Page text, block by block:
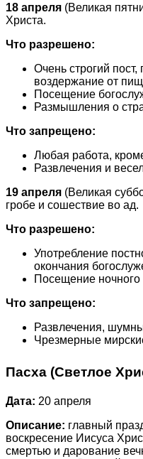
18 апреля (Великая
Христа.
Что разрешено:
Очень строгий
воздержание от
Посещение
Размышления о
Что запрещено:
Любая работа,
Развлечения и
19 апреля (Великая
гробе и сошествие во ад.
Что разрешено:
Употребление
окончания
Посещение ночного
Что запрещено:
Развлечения,
Чрезмерные
Пасха (Светлое
Дата: 20 апреля
Описание: главный
воскресение Иисуса
смертью и дарование